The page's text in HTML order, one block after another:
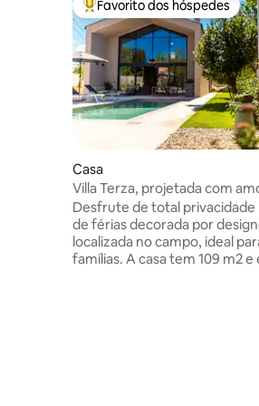
Favoritos dos hóspedes mais
Favorito dos hóspedes
Casa
Villa Terza, projetada com
Desfrute de total privacidade
de férias decorada por
localizada no campo, ideal
famílias. A casa tem 109 m2 e